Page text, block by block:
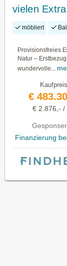
vielen
möbliert
Provisionsfreies
Natur –
wundervolle...
Kaufpreis
€
€ 2.876,- /
Finanzierung